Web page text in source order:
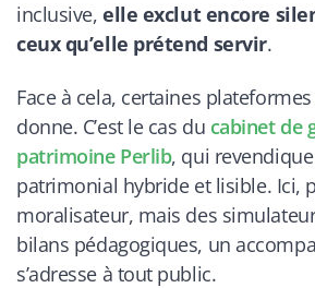
inclusive,elle exclut encore
ceux qu’elle prétend servir.
Face à cela, certaines
donne. C’est le cas du cabinet de
patrimoine Perlib, qui
patrimonial hybride et lisible. Ici,
moralisateur, mais des
bilans pédagogiques, un
s’adresse à tout public.